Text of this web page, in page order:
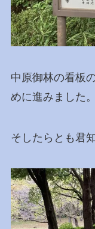
中原御林の看板
めに進みました。
そしたらとも君